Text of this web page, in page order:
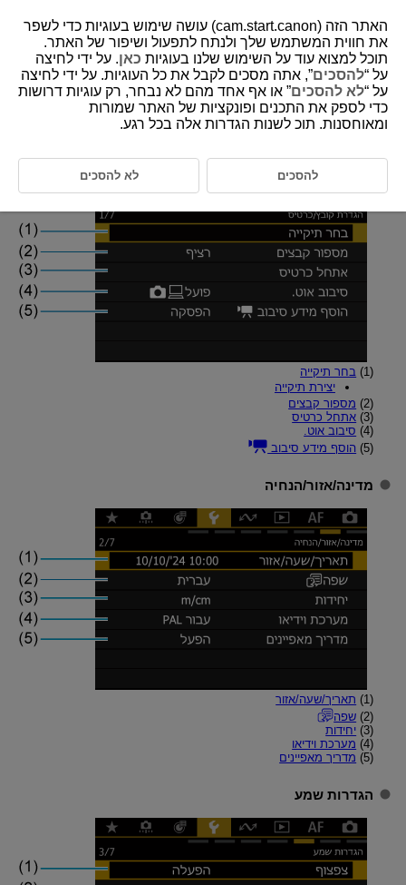
D292-164
תפריטי לשוניות: הגדרה
הגדרת קובץ/כרטיס
(1)
בחר תיקייה
יצירת תיקייה
(2)
מספור קבצים
(3)
אתחל כרטיס
(4)
סיבוב אוט.
(5)
הוסף מידע סיבוב
מדינה/אזור/הנחיה
(1)
תאריך/שעה/אזור
(2)
שפה
(3)
יחידות
(4)
מערכת וידיאו
(5)
מדריך מאפיינים
הגדרות שמע
האתר הזה (cam.start.canon) עושה שימוש בעוגיות כדי לשפר
את חווית המשתמש שלך ולנתח לתפעול ושיפור של האתר.
תוכל למצוא עוד על השימוש שלנו בעוגיות כאן. על ידי לחיצה
על “להסכים”, אתה מסכים לקבל את כל העוגיות. על ידי לחיצה
על “לא להסכים” או אף אחד מהם לא נבחר, רק עוגיות דרושות
כדי לספק את התכנים ופונקציות של האתר שמורות
ומאוחסנות. תוכ לשנות הגדרות אלה בכל רגע.
להסכים לא להסכים